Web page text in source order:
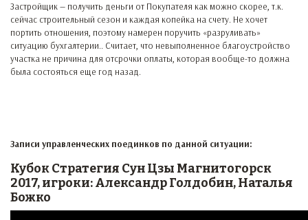
Застройщик — получить деньги от Покупателя как можно скорее, т.к.
сейчас строительный сезон и каждая копейка на счету. Не хочет
портить отношения, поэтому намерен поручить «разруливать»
ситуацию бухгалтерии.. Считает, что невыполненное благоустройство
участка не причина для отсрочки оплаты, которая вообще-то должна
была состояться еще год назад.
Записи управленческих поединков по данной ситуации:
Кубок Стратегия Сун Цзы Магнитогорск
2017, игроки: Александр Голдобин, Наталья
Божко